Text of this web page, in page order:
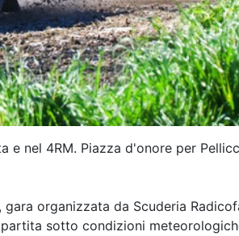
nel 4RM. Piazza d'onore per
organizzata da Scuderia
sotto condizioni